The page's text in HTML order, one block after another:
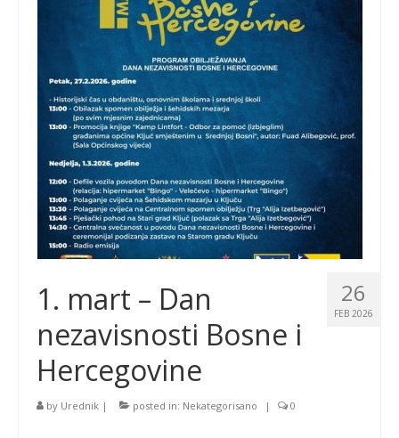
26
FEB 2026
1. mart – Dan
nezavisnosti Bosne i
Hercegovine
by Urednik | posted in: Nekategorisano | 0